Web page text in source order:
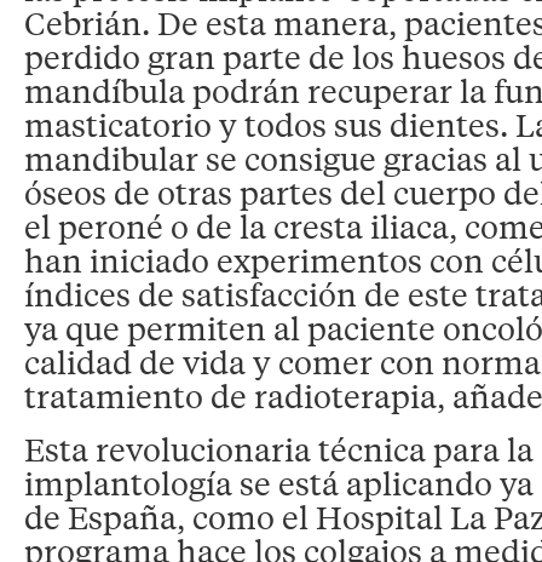
Cebrián. De esta manera,
perdido gran parte de los huesos
mandíbula podrán recuperar la
masticatorio y todos sus dientes.
mandibular se consigue gracias al
óseos de otras partes del cuerpo
el peroné o de la cresta iliaca,
han iniciado experimentos con
índices de satisfacción de este
ya que permiten al paciente
calidad de vida y comer con
tratamiento de radioterapia,
Esta revolucionaria técnica para
implantología se está aplicando
de España, como el Hospital La
programa hace los colgajos a